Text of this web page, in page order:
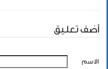
أضف تعليق
الاسم